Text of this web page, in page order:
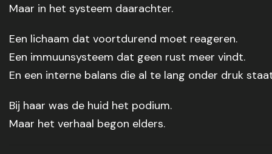
Maar in het systeem daarachter.
Een lichaam dat voortdurend moet reageren.
Een immuunsysteem dat geen rust meer vindt.
En een interne balans die al te lang onder druk
Bij haar was de huid het podium.
Maar het verhaal begon elders.